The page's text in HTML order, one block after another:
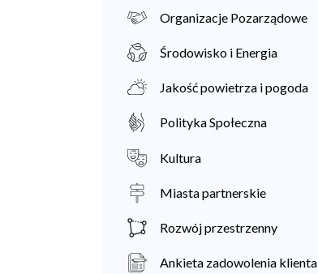
Organizacje Pozarządowe
Środowisko i Energia
Jakość powietrza i pogoda
Polityka Społeczna
Kultura
Miasta partnerskie
Rozwój przestrzenny
Ankieta zadowolenia klienta